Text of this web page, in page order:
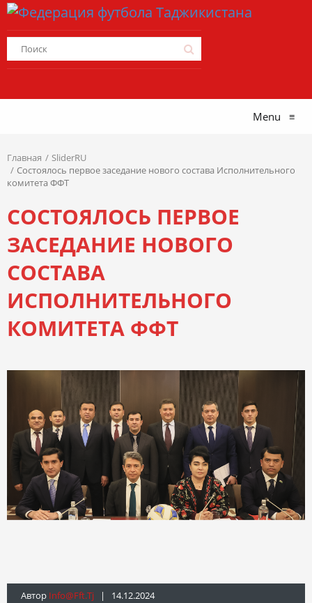
Menu ≡
Главная
SliderRU
Состоялось первое заседание нового состава Исполнительного
комитета ФФТ
СОСТОЯЛОСЬ ПЕРВОЕ
ЗАСЕДАНИЕ НОВОГО
СОСТАВА
ИСПОЛНИТЕЛЬНОГО
КОМИТЕТА ФФТ
Автор Info@fft.tj | 14.12.2024